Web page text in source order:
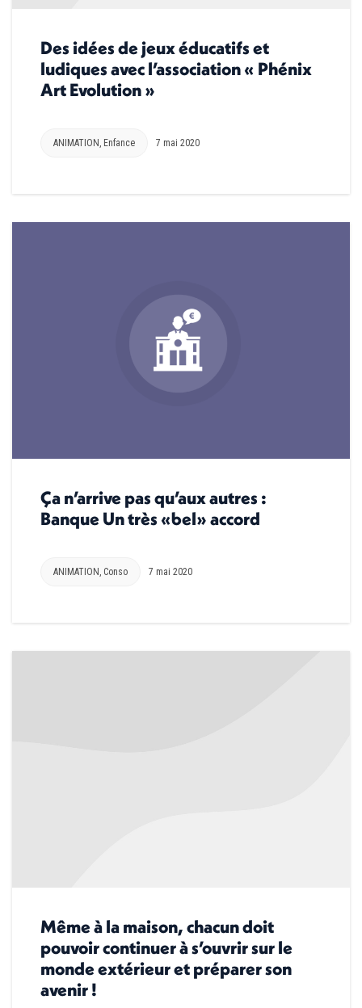
Des idées de jeux éducatifs et
ludiques avec l’association « Phénix
Art Evolution »
ANIMATION , Enfance 7 mai 2020
Ça n’arrive pas qu’aux autres :
Banque Un très «bel» accord
ANIMATION , Conso 7 mai 2020
Même à la maison, chacun doit
pouvoir continuer à s’ouvrir sur le
monde extérieur et préparer son
avenir !